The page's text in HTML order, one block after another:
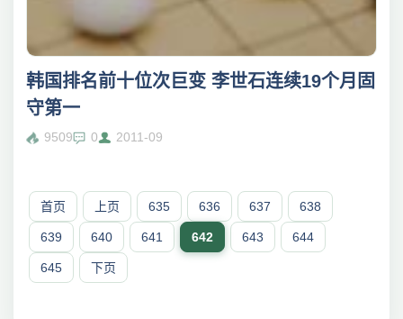
韩国排名前十位次巨变 李世石连续19个月固
守第一
9509 0 2011-09
首页 上页 635 636 637 638
639 640 641 642 643 644
645 下页